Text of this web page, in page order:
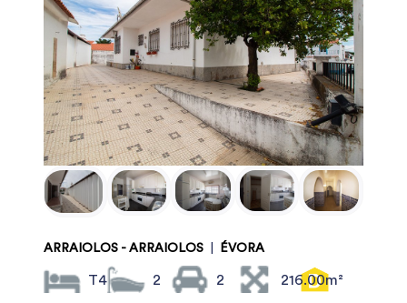
ARRAIOLOS - ARRAIOLOS ÉVORA
T4 2 2 216.00m²